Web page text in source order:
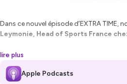
Dans ce nouvel épisode d’EXTRA TIME,
Leymonie, Head of Sports France
Passionnée de rugby et notamment du
l’enfance, Anna s’est construite avec
dans des secteurs qui font vibrer !
lire plus
Apple Podcasts